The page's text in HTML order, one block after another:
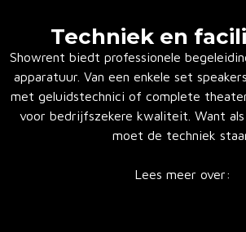
Techniek en
Showrent biedt professionele
apparatuur. Van een enkele set
met geluidstechnici of complete
voor bedrijfszekere kwaliteit. Want
moet de techniek
Lees meer over: